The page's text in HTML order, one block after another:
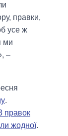
правки,
усе ж
ми
–
.
правок
жодної.